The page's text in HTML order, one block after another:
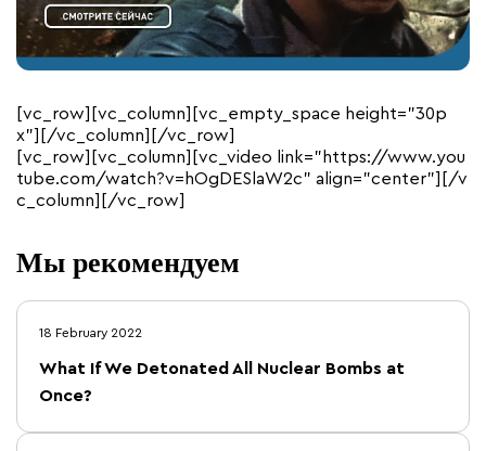
[vc_row][vc_column][vc_empty_space height=”30p
x”][/vc_column][/vc_row]
[vc_row][vc_column][vc_video link=”https://www.you
tube.com/watch?v=hOgDESlaW2c” align=”center”][/v
c_column][/vc_row]
Мы рекомендуем
18 February 2022
What If We Detonated All Nuclear Bombs at
Once?